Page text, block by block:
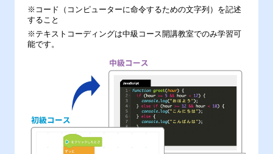
※コード（コンピューターに命令するための文字列）を記述
すること
※テキストコーディングは中級コース開講教室でのみ学習可
能です。